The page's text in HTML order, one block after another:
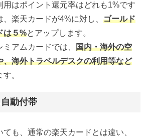
用はポイント還元率はどれも1%です
、楽天カードが4%に対し、ゴールド
は５%とアップします。
ミアムカードでは、国内・海外の空
、海外トラベルデスクの利用等など
。
動付帯
も、通常の楽天カードとは違い、